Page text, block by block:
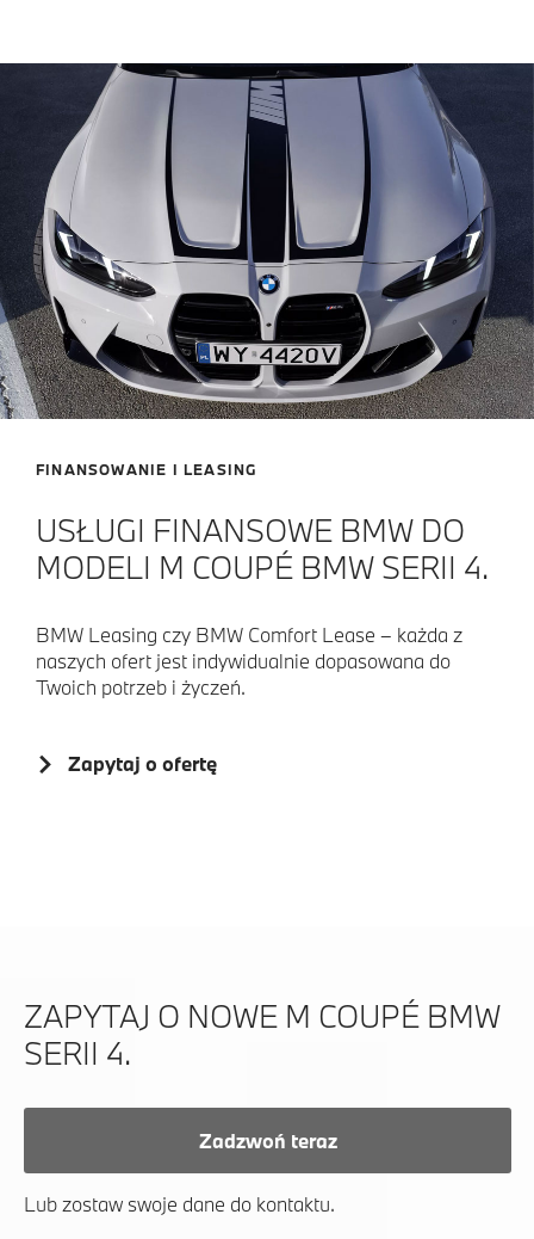
FINANSOWANIE I LEASING
USŁUGI FINANSOWE BMW DO
MODELI M COUPÉ BMW SERII 4.
BMW Leasing czy BMW Comfort Lease – każda z
naszych ofert jest indywidualnie dopasowana do
Twoich potrzeb i życzeń.
Zapytaj o ofertę
ZAPYTAJ O NOWE M COUPÉ BMW
SERII 4.
Zadzwoń teraz
Lub zostaw swoje dane do kontaktu.